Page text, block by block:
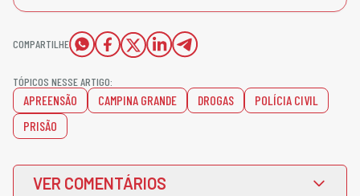
COMPARTILHE
TÓPICOS NESSE ARTIGO:
APREENSÃO CAMPINA GRANDE DROGAS
POLÍCIA CIVIL
PRISÃO
VER COMENTÁRIOS